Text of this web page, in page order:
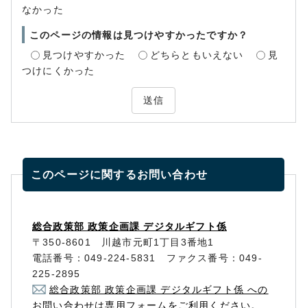
なかった
このページの情報は見つけやすかったですか？
見つけやすかった
どちらともいえない
見
つけにくかった
送信
このページに関するお問い合わせ
総合政策部 政策企画課 デジタルギフト係
〒350-8601 川越市元町1丁目3番地1
電話番号：049-224-5831 ファクス番号：049-
225-2895
総合政策部 政策企画課 デジタルギフト係 への
お問い合わせは専用フォームをご利用ください。